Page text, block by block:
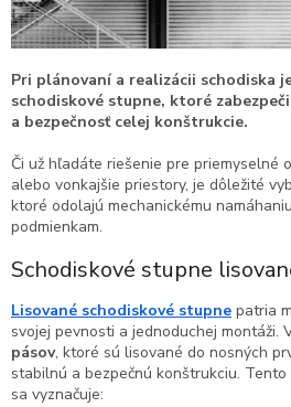
Pri plánovaní a realizácii schodiska
schodiskové stupne, ktoré
a bezpečnosť celej konštrukcie.
Či už hľadáte riešenie pre priemyselné
alebo vonkajšie priestory, je dôležité
ktoré odolajú mechanickému
podmienkam.
Schodiskové stupne
Lisované schodiskové stupne patria
svojej pevnosti a jednoduchej montáži.
pásov, ktoré sú lisované do nosných
stabilnú a bezpečnú konštrukciu.
sa vyznačuje: